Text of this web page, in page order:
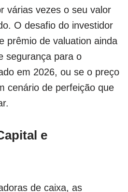
várias vezes o seu valor
O desafio do investidor
prêmio de valuation ainda
segurança para o
em 2026, ou se o preço
cenário de perfeição que
e
de caixa, as